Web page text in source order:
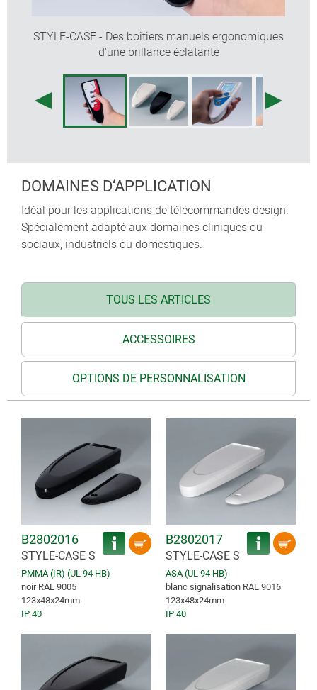
STYLE-CASE - Des boitiers manuels ergonomiques
d'une brillance éclatante
DOMAINES D‘APPLICATION
Idéal pour les applications de télécommandes design.
Spécialement adapté aux domaines cliniques ou
sociaux, industriels ou domestiques.
TOUS LES ARTICLES
ACCESSOIRES
OPTIONS DE PERSONNALISATION
B2802016
STYLE-CASE S
PMMA (IR) (UL 94 HB)
noir RAL 9005
123x48x24mm
IP 40
B2802017
STYLE-CASE S
ASA (UL 94 HB)
blanc signalisation RAL 9016
123x48x24mm
IP 40